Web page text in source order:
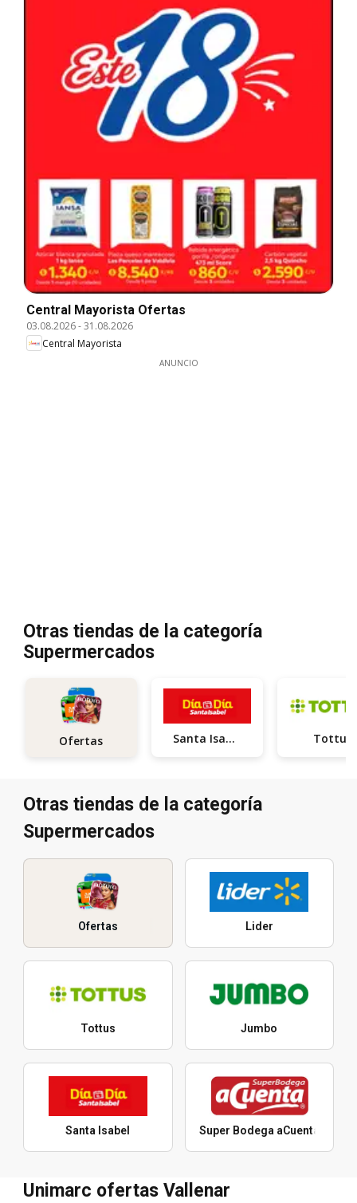
Central Mayorista Ofertas
03.08.2026-31.08.2026
Central Mayorista
ANUNCIO
Otras tiendas de la categoría
Supermercados
Ofertas Santa Isabel Tottus
Otras tiendas de la categoría
Supermercados
Ofertas Lider
Tottus Jumbo
Santa Isabel Super Bodega aCuenta
Unimarc ofertas Vallenar